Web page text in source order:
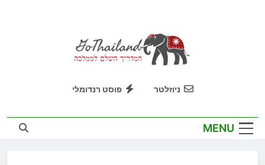
GoThailand
המדריך השלם לממלכה
ניוזלטר פוסט רנדומלי
MENU